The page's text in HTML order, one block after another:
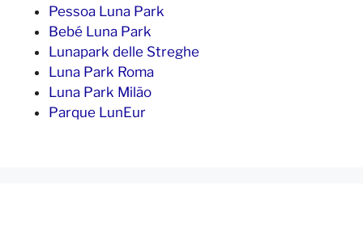
Pessoa Luna Park
Bebé Luna Park
Lunapark delle Streghe
Luna Park Roma
Luna Park Milão
Parque LunEur